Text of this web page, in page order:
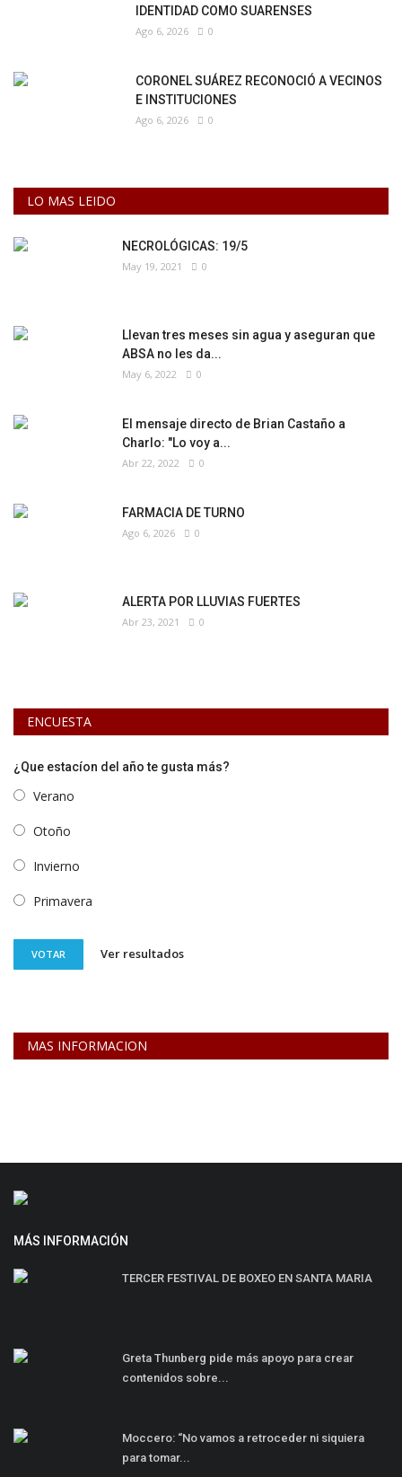
IDENTIDAD COMO SUARENSES
Ago 6, 2026 0
CORONEL SUÁREZ RECONOCIÓ A VECINOS
E INSTITUCIONES
Ago 6, 2026 0
LO MAS LEIDO
NECROLÓGICAS: 19/5
May 19, 2021 0
Llevan tres meses sin agua y aseguran que
ABSA no les da...
May 6, 2022 0
El mensaje directo de Brian Castaño a
Charlo: "Lo voy a...
Abr 22, 2022 0
FARMACIA DE TURNO
Ago 6, 2026 0
ALERTA POR LLUVIAS FUERTES
Abr 23, 2021 0
ENCUESTA
¿Que estacíon del año te gusta más?
Verano
Otoño
Invierno
Primavera
VOTAR Ver resultados
MAS INFORMACION
MÁS INFORMACIÓN
TERCER FESTIVAL DE BOXEO EN SANTA MARIA
Greta Thunberg pide más apoyo para crear
contenidos sobre...
Moccero: “No vamos a retroceder ni siquiera
para tomar...